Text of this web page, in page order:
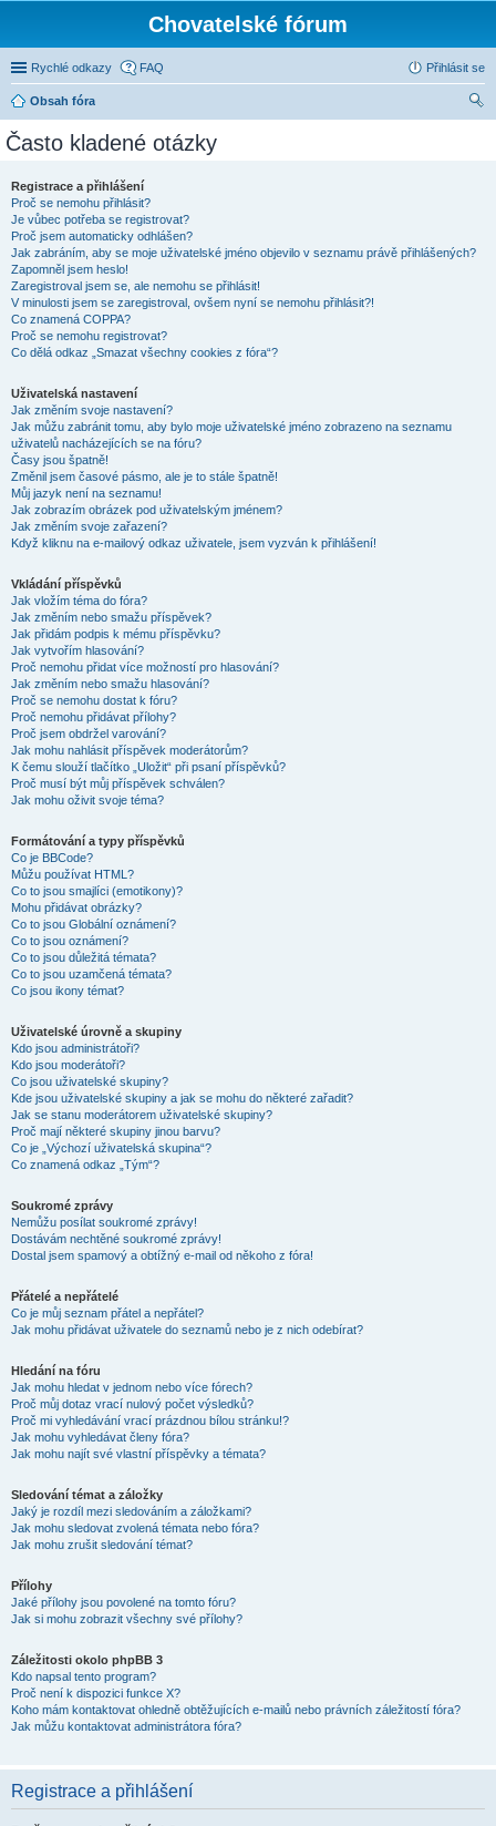
Chovatelské fórum
Rychlé odkazy FAQ Přihlásit se
Obsah fóra
Často kladené otázky
Registrace a přihlášení
Proč se nemohu přihlásit?
Je vůbec potřeba se registrovat?
Proč jsem automaticky odhlášen?
Jak zabráním, aby se moje uživatelské jméno objevilo v seznamu právě přihlášených?
Zapomněl jsem heslo!
Zaregistroval jsem se, ale nemohu se přihlásit!
V minulosti jsem se zaregistroval, ovšem nyní se nemohu přihlásit?!
Co znamená COPPA?
Proč se nemohu registrovat?
Co dělá odkaz „Smazat všechny cookies z fóra“?
Uživatelská nastavení
Jak změním svoje nastavení?
Jak můžu zabránit tomu, aby bylo moje uživatelské jméno zobrazeno na seznamu
uživatelů nacházejících se na fóru?
Časy jsou špatně!
Změnil jsem časové pásmo, ale je to stále špatně!
Můj jazyk není na seznamu!
Jak zobrazím obrázek pod uživatelským jménem?
Jak změním svoje zařazení?
Když kliknu na e-mailový odkaz uživatele, jsem vyzván k přihlášení!
Vkládání příspěvků
Jak vložím téma do fóra?
Jak změním nebo smažu příspěvek?
Jak přidám podpis k mému příspěvku?
Jak vytvořím hlasování?
Proč nemohu přidat více možností pro hlasování?
Jak změním nebo smažu hlasování?
Proč se nemohu dostat k fóru?
Proč nemohu přidávat přílohy?
Proč jsem obdržel varování?
Jak mohu nahlásit příspěvek moderátorům?
K čemu slouží tlačítko „Uložit“ při psaní příspěvků?
Proč musí být můj příspěvek schválen?
Jak mohu oživit svoje téma?
Formátování a typy příspěvků
Co je BBCode?
Můžu používat HTML?
Co to jsou smajlíci (emotikony)?
Mohu přidávat obrázky?
Co to jsou Globální oznámení?
Co to jsou oznámení?
Co to jsou důležitá témata?
Co to jsou uzamčená témata?
Co jsou ikony témat?
Uživatelské úrovně a skupiny
Kdo jsou administrátoři?
Kdo jsou moderátoři?
Co jsou uživatelské skupiny?
Kde jsou uživatelské skupiny a jak se mohu do některé zařadit?
Jak se stanu moderátorem uživatelské skupiny?
Proč mají některé skupiny jinou barvu?
Co je „Výchozí uživatelská skupina“?
Co znamená odkaz „Tým“?
Soukromé zprávy
Nemůžu posílat soukromé zprávy!
Dostávám nechtěné soukromé zprávy!
Dostal jsem spamový a obtížný e-mail od někoho z fóra!
Přátelé a nepřátelé
Co je můj seznam přátel a nepřátel?
Jak mohu přidávat uživatele do seznamů nebo je z nich odebírat?
Hledání na fóru
Jak mohu hledat v jednom nebo více fórech?
Proč můj dotaz vrací nulový počet výsledků?
Proč mi vyhledávání vrací prázdnou bílou stránku!?
Jak mohu vyhledávat členy fóra?
Jak mohu najít své vlastní příspěvky a témata?
Sledování témat a záložky
Jaký je rozdíl mezi sledováním a záložkami?
Jak mohu sledovat zvolená témata nebo fóra?
Jak mohu zrušit sledování témat?
Přílohy
Jaké přílohy jsou povolené na tomto fóru?
Jak si mohu zobrazit všechny své přílohy?
Záležitosti okolo phpBB 3
Kdo napsal tento program?
Proč není k dispozici funkce X?
Koho mám kontaktovat ohledně obtěžujících e-mailů nebo právních záležitostí fóra?
Jak můžu kontaktovat administrátora fóra?
Registrace a přihlášení